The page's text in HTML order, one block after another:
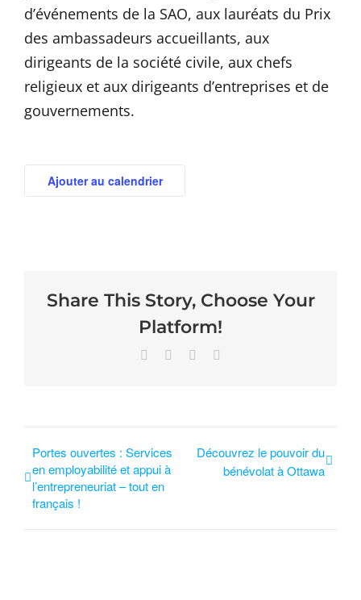
d’événements de la SAO, aux lauréats du Prix
des ambassadeurs accueillants, aux
dirigeants de la société civile, aux chefs
religieux et aux dirigeants d’entreprises et de
gouvernements.
Ajouter au calendrier
Share This Story, Choose Your
Platform!
Portes ouvertes : Services
en employabilité et appui à
l’entrepreneuriat – tout en
français !
Découvrez le pouvoir du
bénévolat à Ottawa